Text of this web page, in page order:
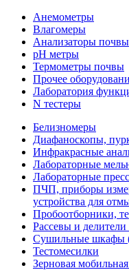
Анемометры
Влагомеры
Анализаторы почвы
pH метры
Термометры почвы
Прочее
Лаборатория
N тестеры
Белизномеры
Диафаноскопы,
Инфракрасные
Лабораторные
Лабораторные
ПЧП, приборы
устройства для
Пробоотборники,
Рассевы и делители
Сушильные
Тестомесилки
Зерновая